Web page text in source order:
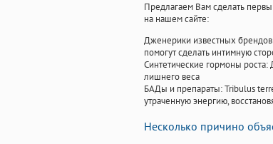
Предлагаем Вам сделать
на нашем сайте:
Дженерики известных
помогут сделать интимную
Синтетические гормоны роста:
лишнего веса
БАДы и препараты:Tribulus
утраченную энергию,
Несколько причино